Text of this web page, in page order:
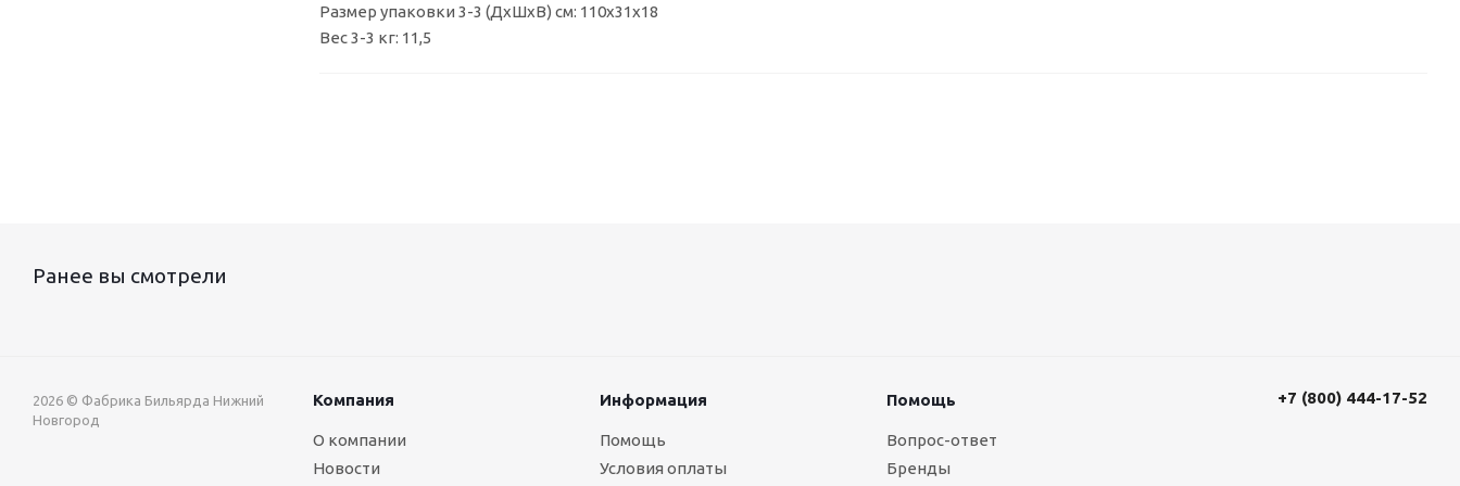
Размер упаковки 3-3 (ДхШхВ) см: 110х31х18
Вес 3-3 кг: 11,5
Ранее вы смотрели
2026 © Фабрика Бильярда Нижний
Новгород
Компания
О компании
Новости
Информация
Помощь
Условия оплаты
Помощь
Вопрос-ответ
Бренды
+7 (800) 444-17-52